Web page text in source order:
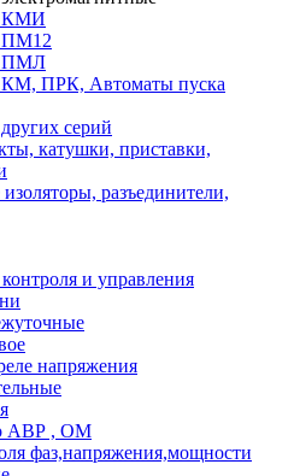
КМИ
ПМ12
ПМЛ
КМ, ПРК, Автоматы пуска
серий
катушки, приставки,
разъединители,
и управления
напряжения
АВР , ОМ
фаз,напряжения,мощности